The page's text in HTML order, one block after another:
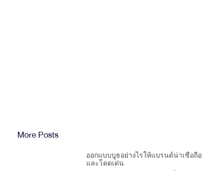
More Posts
ออกแบบบูธอย่างไรให้แบรนด์น่าเชื่อถือ
และโดดเด่น